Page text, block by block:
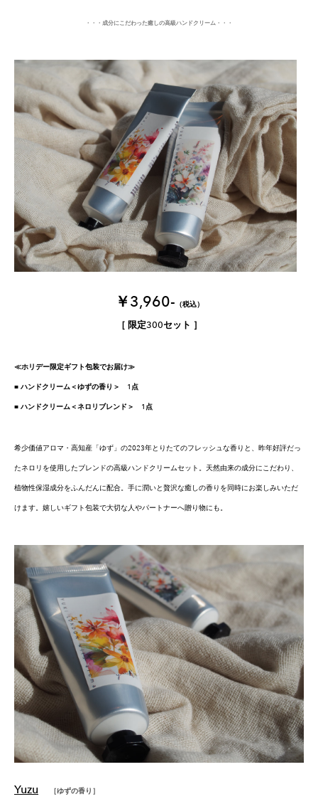
・・・成分にこだわった癒しの高級ハンドクリーム・・・
￥3,960- （税込）
​［ 限定300セット ］
≪ホリデー限定ギフト包装でお届け≫
■ ハンドクリーム＜ゆずの香り＞ 1点
​■ ハンドクリーム＜ネロリブレンド＞ 1点
希少価値アロマ・高知産「ゆず」の2023年とりたてのフレッシュな香りと、昨年好評だっ
たネロリを使用したブレンドの高級ハンドクリームセット。天然由来の成分にこだわり、
植物性保湿成分をふんだんに配合。手に潤いと贅沢な癒しの香りを同時にお楽しみいただ
けます。嬉しいギフト包装で大切な人やパートナーへ贈り物にも。
Yuzu ［ゆずの香り］